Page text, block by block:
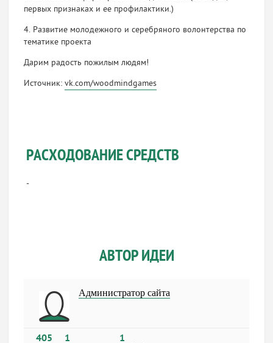
первых признаках и ее профилактики.)
4. Развитие молодежного и серебряного волонтерства по
тематике проекта
Дарим радость пожилым людям!
Источник:vk.com/woodmindgames
РАСХОДОВАНИЕ СРЕДСТВ
-
АВТОР ИДЕИ
Администратор сайта
405 1 1